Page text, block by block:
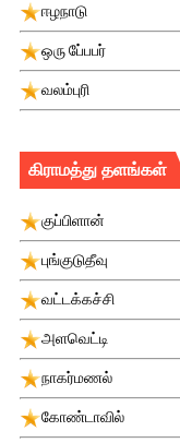
ஈழநாடு
ஒரு பே்பபர்
வலம்புரி
கிராமத்து தளங்கள்
குப்பிளான்
புங்குடுதீவு
வட்டக்கச்சி
அளவெட்டி
நாகர்மணல்
கோண்டாவில்